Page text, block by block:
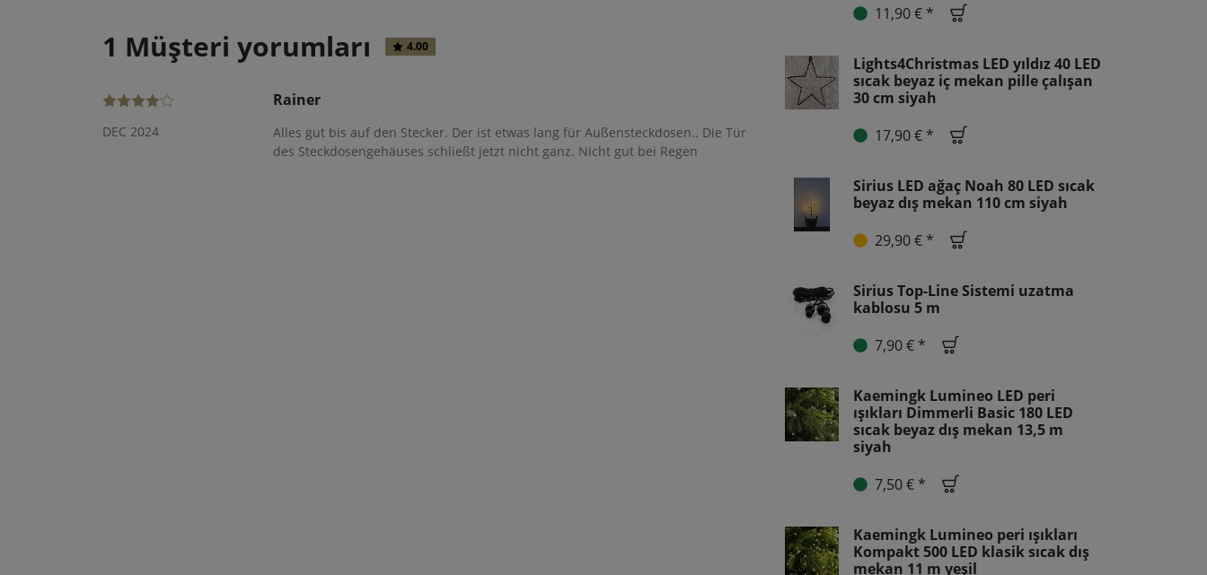
1 Müşteri yorumları 4.00
DEC 2024
Rainer
Alles gut bis auf den Stecker. Der ist etwas lang für Außensteckdosen.. Die Tür
des Steckdosengehäuses schließt jetzt nicht ganz. Nicht gut bei Regen
11,90 € *
Lights4Christmas LED yıldız 40 LED
sıcak beyaz iç mekan pille çalışan
30 cm siyah
17,90 € *
Sirius LED ağaç Noah 80 LED sıcak
beyaz dış mekan 110 cm siyah
29,90 € *
Sirius Top-Line Sistemi uzatma
kablosu 5 m
7,90 € *
Kaemingk Lumineo LED peri
ışıkları Dimmerli Basic 180 LED
sıcak beyaz dış mekan 13,5 m
siyah
7,50 € *
Kaemingk Lumineo peri ışıkları
Kompakt 500 LED klasik sıcak dış
mekan 11 m yeşil